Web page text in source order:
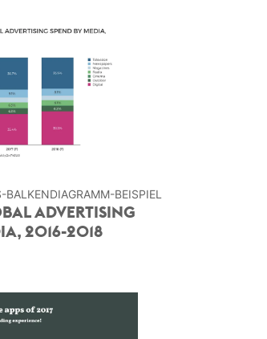
BALKEN­DIAGRAMM-BEISPIEL
ADVERTISING
2016-2018